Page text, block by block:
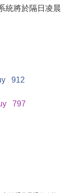
統將於隔日凌
912
797